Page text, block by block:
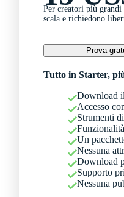
Per creatori più grandi
scala e richiedono
Prova
Tutto in Starter,
Download
Accesso
Strumenti
Un
Nessuna
Download
Supporto
Nessuna